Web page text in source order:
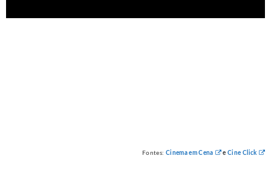
Fontes: Cinema em Cena eCine Click